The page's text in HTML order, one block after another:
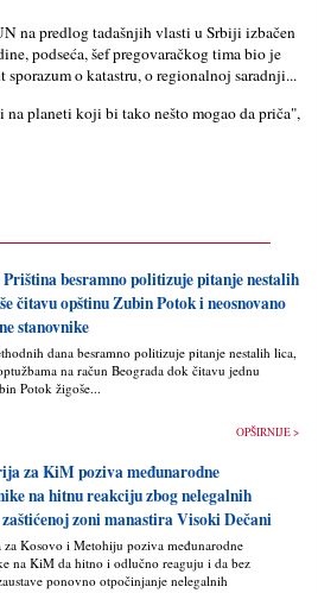
na predlog tadašnjih vlasti u Srbiji izbačen
podseća, šef pregovaračkog tima bio je
o katastru, o regionalnoj saradnji...
na planeti koji bi tako nešto mogao da priča",
Priština besramno politizuje pitanje nestalih
čitavu opštinu Zubin Potok i neosnovano
stanovnike
dana besramno politizuje pitanje nestalih lica,
na račun Beograda dok čitavu jednu
Potok žigoše...
OPŠIRNIJE >
za KiM poziva međunarodne
na hitnu reakciju zbog nelegalnih
zoni manastira Visoki Dečani
za Kosovo i Metohiju poziva međunarodne
na KiM da hitno i odlučno reaguju i da bez
ponovno otpočinjanje nelegalnih